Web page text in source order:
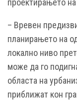
проектирањето
– Вревен
планирањето на
локално ниво
може да го
областа на
приближат кон